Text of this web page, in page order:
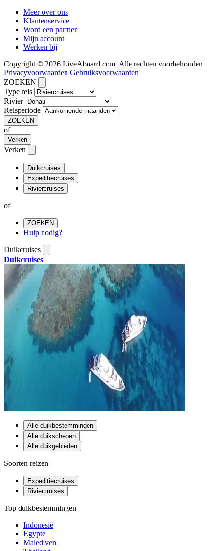
Meer over ons
Klantenservice
Word een partner
Mijn account
Werken bij
Copyright © 2026 LiveAboard.com. Alle rechten voorbehouden.
Privacyvoorwaarden Gebruiksvoorwaarden
ZOEKEN
Type reis
Rivier
Reisperiode
ZOEKEN
of
Verken
Verken
Duikcruises
Expeditiecruises
Riviercruises
of
ZOEKEN
Hulp nodig?
Duikcruises
Duikcruises
Alle duikbestemmingen
Alle duikschepen
Alle duikgebieden
Soorten reizen
Expeditiecruises
Riviercruises
Top duikbestemmingen
Indonesië
Egypte
Malediven